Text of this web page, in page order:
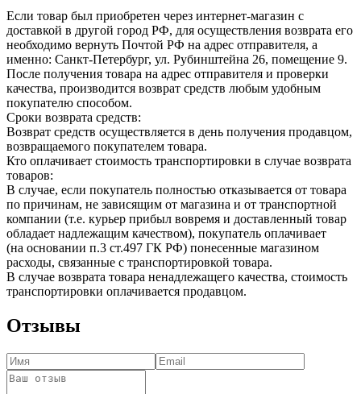
Если товар был приобретен через интернет-магазин с
доставкой в другой город РФ, для осуществления возврата его
необходимо вернуть Почтой РФ на адрес отправителя, а
именно: Санкт-Петербург, ул. Рубинштейна 26, помещение 9.
После получения товара на адрес отправителя и проверки
качества, производится возврат средств любым удобным
покупателю способом.
Сроки возврата средств:
Возврат средств осуществляется в день получения продавцом,
возвращаемого покупателем товара.
Кто оплачивает стоимость транспортировки в случае возврата
товаров:
В случае, если покупатель полностью отказывается от товара
по причинам, не зависящим от магазина и от транспортной
компании (т.е. курьер прибыл вовремя и доставленный товар
обладает надлежащим качеством), покупатель оплачивает
(на основании п.3 ст.497 ГК РФ) понесенные магазином
расходы, связанные с транспортировкой товара.
В случае возврата товара ненадлежащего качества, стоимость
транспортировки оплачивается продавцом.
Отзывы